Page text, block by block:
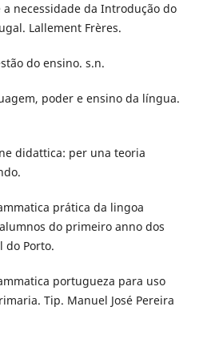
a necessidade da Introdução do
Lallement Frères.
do ensino. s.n.
poder e ensino da língua.
didattica: per una teoria
prática da lingoa
do primeiro anno dos
do Porto.
portugueza para uso
Tip. Manuel José Pereira